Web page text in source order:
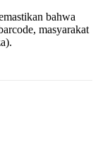
bahwa
masyarakat